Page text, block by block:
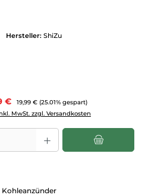
Hersteller: ShiZu
€ Regulärer Preis:
19,99 € (25.01% gespart)
MwSt. zzgl. Versandkosten
den gewünschten Wert ein oder benutze die